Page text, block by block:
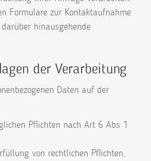
Formulare zur Kontaktaufnahme
hinausgehende
der Verarbeitung
Daten auf der
Pflichten nach Art 6 Abs 1
von rechtlichen Pflichten,